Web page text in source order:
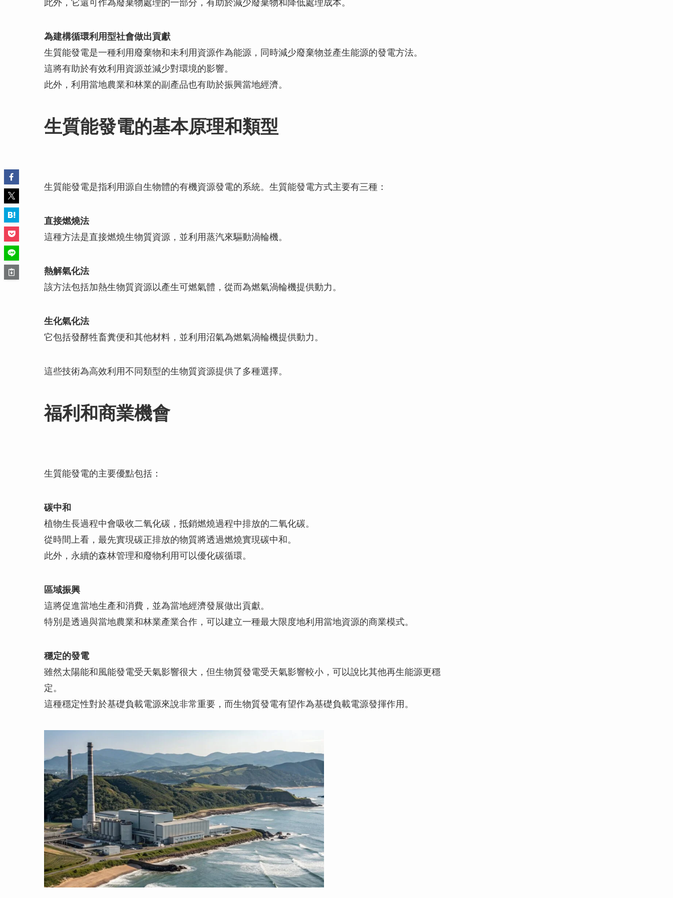
此外，它還可作為廢棄物處理的一部分，有助於減少廢棄物和降低處理成本。
為建構循環利用型社會做出貢獻
生質能發電是一種利用廢棄物和未利用資源作為能源，同時減少廢棄物並產生能源的發電方法。
這將有助於有效利用資源並減少對環境的影響。
此外，利用當地農業和林業的副產品也有助於振興當地經濟。
生質能發電的基本原理和類型
生質能發電是指利用源自生物體的有機資源發電的系統。生質能發電方式主要有三種：
直接燃燒法
這種方法是直接燃燒生物質資源，並利用蒸汽來驅動渦輪機。
熱解氣化法
該方法包括加熱生物質資源以產生可燃氣體，從而為燃氣渦輪機提供動力。
生化氣化法
它包括發酵牲畜糞便和其他材料，並利用沼氣為燃氣渦輪機提供動力。
這些技術為高效利用不同類型的生物質資源提供了多種選擇。
福利和商業機會
生質能發電的主要優點包括：
碳中和
植物生長過程中會吸收二氧化碳，抵銷燃燒過程中排放的二氧化碳。
從時間上看，最先實現碳正排放的物質將透過燃燒實現碳中和。
此外，永續的森林管理和廢物利用可以優化碳循環。
區域振興
這將促進當地生產和消費，並為當地經濟發展做出貢獻。
特別是透過與當地農業和林業產業合作，可以建立一種最大限度地利用當地資源的商業模式。
穩定的發電
雖然太陽能和風能發電受天氣影響很大，但生物質發電受天氣影響較小，可以說比其他再生能源更穩
定。
這種穩定性對於基礎負載電源來說非常重要，而生物質發電有望作為基礎負載電源發揮作用。